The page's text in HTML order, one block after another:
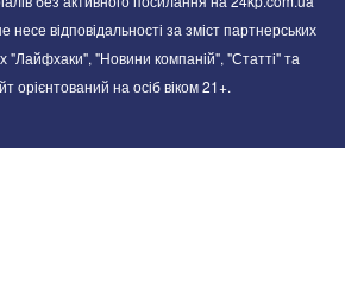
несе відповідальності за зміст партнерських
"Лайфхаки", "Новини компаній", "Статті" та
орієнтований на осіб віком 21+.